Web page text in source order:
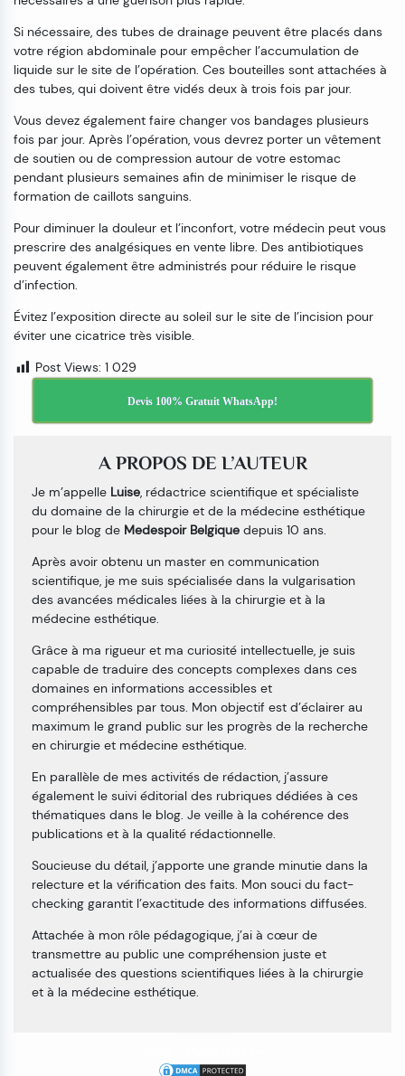
Si nécessaire, des tubes de drainage peuvent être placés dans
votre région abdominale pour empêcher l’accumulation de
liquide sur le site de l’opération. Ces bouteilles sont attachées à
des tubes, qui doivent être vidés deux à trois fois par jour.
Vous devez également faire changer vos bandages plusieurs
fois par jour. Après l’opération, vous devrez porter un vêtement
de soutien ou de compression autour de votre estomac
pendant plusieurs semaines afin de minimiser le risque de
formation de caillots sanguins.
Pour diminuer la douleur et l’inconfort, votre médecin peut vous
prescrire des analgésiques en vente libre. Des antibiotiques
peuvent également être administrés pour réduire le risque
d’infection.
Évitez l’exposition directe au soleil sur le site de l’incision pour
éviter une cicatrice très visible.
Post Views: 1 029
Devis 100% Gratuit WhatsApp!
A PROPOS DE L’AUTEUR
Je m’appelle Luise , rédactrice scientifique et spécialiste
du domaine de la chirurgie et de la médecine esthétique
pour le blog de Medespoir Belgique depuis 10 ans.
Après avoir obtenu un master en communication
scientifique, je me suis spécialisée dans la vulgarisation
des avancées médicales liées à la chirurgie et à la
médecine esthétique.
Grâce à ma rigueur et ma curiosité intellectuelle, je suis
capable de traduire des concepts complexes dans ces
domaines en informations accessibles et
compréhensibles par tous. Mon objectif est d’éclairer au
maximum le grand public sur les progrès de la recherche
en chirurgie et médecine esthétique.
En parallèle de mes activités de rédaction, j’assure
également le suivi éditorial des rubriques dédiées à ces
thématiques dans le blog. Je veille à la cohérence des
publications et à la qualité rédactionnelle.
Soucieuse du détail, j’apporte une grande minutie dans la
relecture et la vérification des faits. Mon souci du fact-
checking garantit l’exactitude des informations diffusées.
Attachée à mon rôle pédagogique, j’ai à cœur de
transmettre au public une compréhension juste et
actualisée des questions scientifiques liées à la chirurgie
et à la médecine esthétique.